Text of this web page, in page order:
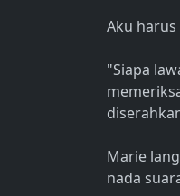
Aku
"Siapa
Marie
nada